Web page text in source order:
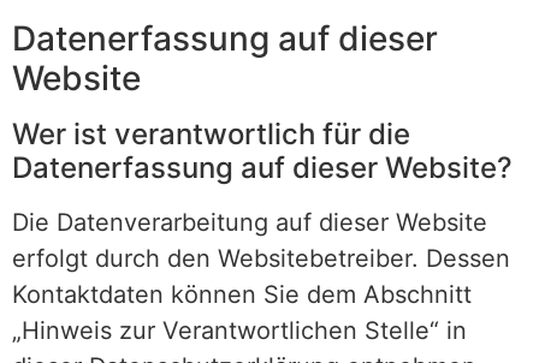
Datenerfassung auf dieser
Website
Wer ist verantwortlich für die
Datenerfassung auf dieser Website?
Die Datenverarbeitung auf dieser Website
erfolgt durch den Websitebetreiber. Dessen
Kontaktdaten können Sie dem Abschnitt
„Hinweis zur Verantwortlichen Stelle“ in